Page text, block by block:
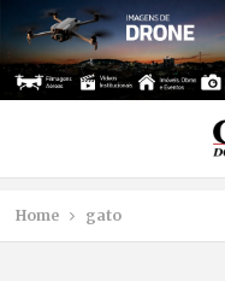
Home gato